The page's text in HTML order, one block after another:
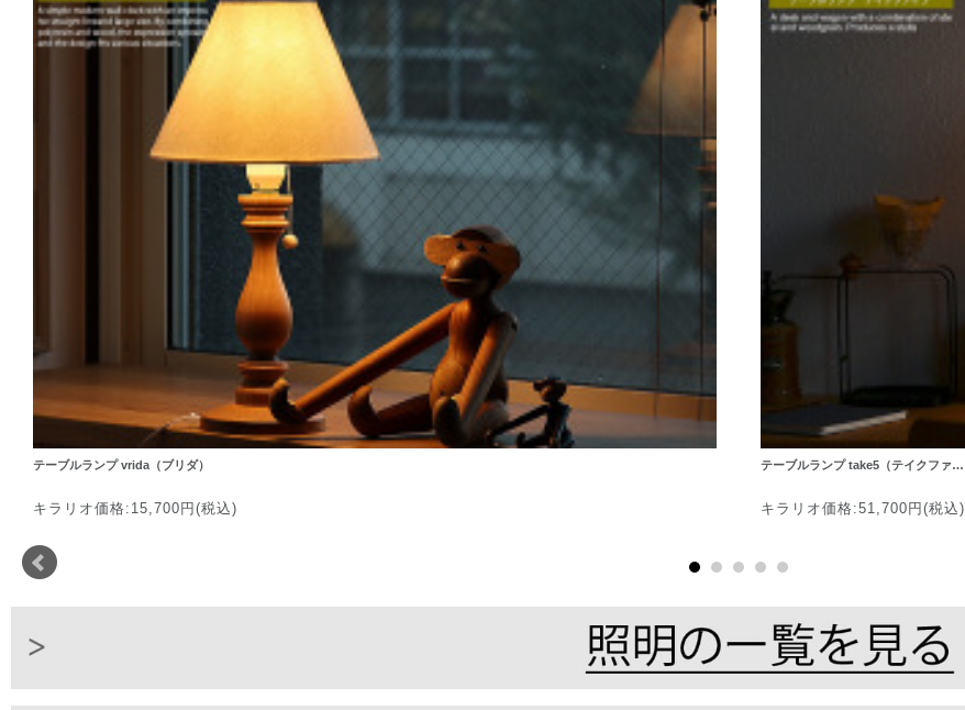
テーブルランプ vrida（ブリダ）
キラリオ価格:15,700円(税込)
テーブルランプ take5（テイクファ…
キラリオ価格:51,700円(税込)